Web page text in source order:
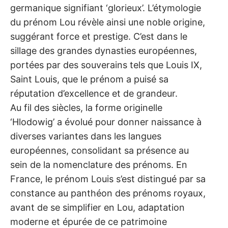
germanique signifiant ‘glorieux’. L’étymologie
du prénom Lou révèle ainsi une noble origine,
suggérant force et prestige. C’est dans le
sillage des grandes dynasties européennes,
portées par des souverains tels que Louis IX,
Saint Louis, que le prénom a puisé sa
réputation d’excellence et de grandeur.
Au fil des siècles, la forme originelle
‘Hlodowig’ a évolué pour donner naissance à
diverses variantes dans les langues
européennes, consolidant sa présence au
sein de la nomenclature des prénoms. En
France, le prénom Louis s’est distingué par sa
constance au panthéon des prénoms royaux,
avant de se simplifier en Lou, adaptation
moderne et épurée de ce patrimoine